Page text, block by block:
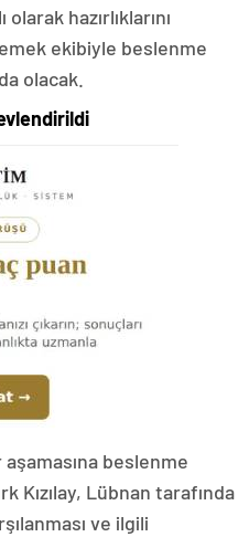
hazırlıklarını
ekibiyle beslenme
olacak.
beslenme
Kızılay, Lübnan tarafında
ve ilgili